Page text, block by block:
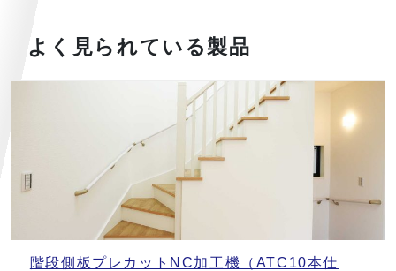
よく見られている製品
階段側板プレカットNC加工機（ATC10本仕